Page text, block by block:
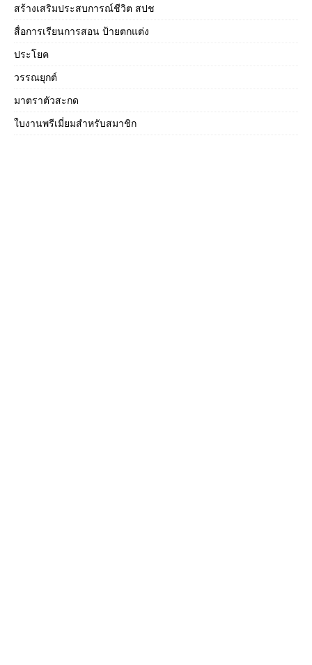
สร้างเสริมประสบการณ์ชีวิต สปช
สื่อการเรียนการสอน ป้ายตกแต่ง
ประโยค
วรรณยุกต์
มาตราตัวสะกด
ใบงานพรีเมี่ยมสำหรับสมาชิก